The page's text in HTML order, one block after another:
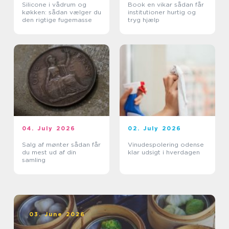
Silicone i vådrum og
køkken: sådan vælger du
den rigtige fugemasse
Book en vikar sådan får
institutioner hurtig og
tryg hjælp
04. July 2026
Salg af mønter sådan får
du mest ud af din
samling
02. July 2026
Vinudespolering odense
klar udsigt i hverdagen
03. June 2026